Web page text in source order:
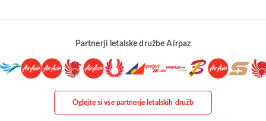
Partnerji letalske družbe Airpaz
Oglejte si vse partnerje letalskih družb